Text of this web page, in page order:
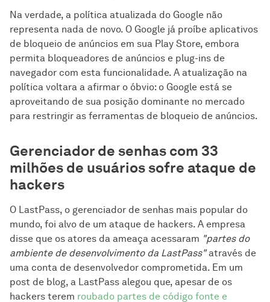
Na verdade, a política atualizada do Google não
representa nada de novo. O Google já proíbe aplicativos
de bloqueio de anúncios em sua Play Store, embora
permita bloqueadores de anúncios e plug-ins de
navegador com esta funcionalidade. A atualização na
política voltara a afirmar o óbvio: o Google está se
aproveitando de sua posição dominante no mercado
para restringir as ferramentas de bloqueio de anúncios.
Gerenciador de senhas com 33
milhões de usuários sofre ataque de
hackers
O LastPass, o gerenciador de senhas mais popular do
mundo, foi alvo de um ataque de hackers. A empresa
disse que os atores da ameaça acessaram "partes do
ambiente de desenvolvimento da LastPass"através de
uma conta de desenvolvedor comprometida. Em um
post de blog, a LastPass alegou que, apesar de os
hackers terem roubado partes de código fonte e